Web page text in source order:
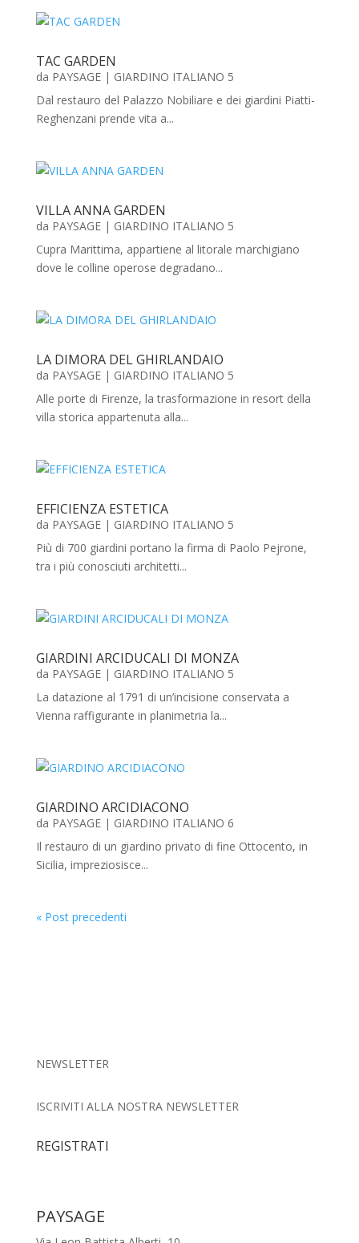
TAC GARDEN
da PAYSAGE| GIARDINO ITALIANO 5
Dal restauro del Palazzo Nobiliare e dei giardini Piatti-
Reghenzani prende vita a...
VILLA ANNA GARDEN
da PAYSAGE| GIARDINO ITALIANO 5
Cupra Marittima, appartiene al litorale marchigiano
dove le colline operose degradano...
LA DIMORA DEL GHIRLANDAIO
da PAYSAGE| GIARDINO ITALIANO 5
Alle porte di Firenze, la trasformazione in resort della
villa storica appartenuta alla...
EFFICIENZA ESTETICA
da PAYSAGE| GIARDINO ITALIANO 5
Più di 700 giardini portano la firma di Paolo Pejrone,
tra i più conosciuti architetti...
GIARDINI ARCIDUCALI DI MONZA
da PAYSAGE| GIARDINO ITALIANO 5
La datazione al 1791 di un’incisione conservata a
Vienna raffigurante in planimetria la...
GIARDINO ARCIDIACONO
da PAYSAGE| GIARDINO ITALIANO 6
Il restauro di un giardino privato di fine Ottocento, in
Sicilia, impreziosisce...
« Post precedenti
NEWSLETTER
ISCRIVITI ALLA NOSTRA NEWSLETTER
REGISTRATI
PAYSAGE